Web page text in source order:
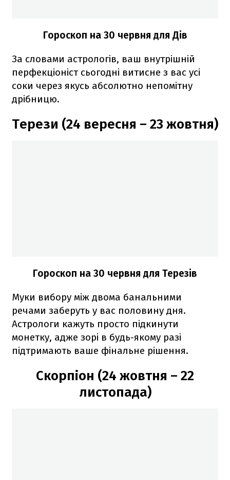
Гороскоп на 30 червня для Дів
За словами астрологів, ваш внутрішній
перфекціоніст сьогодні витисне з вас усі
соки через якусь абсолютно непомітну
дрібницю.
Терези (24 вересня – 23 жовтня)
Гороскоп на 30 червня для Терезів
Муки вибору між двома банальними
речами заберуть у вас половину дня.
Астрологи кажуть просто підкинути
монетку, адже зорі в будь-якому разі
підтримають ваше фінальне рішення.
Скорпіон (24 жовтня – 22
листопада)